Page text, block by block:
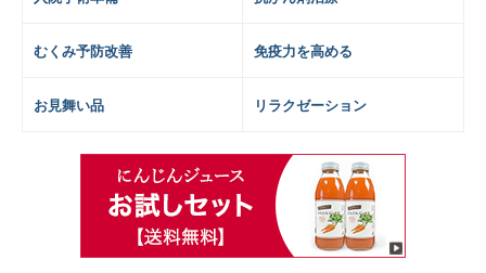
むくみ予防改善 免疫力を高める
お見舞い品 リラクゼーション